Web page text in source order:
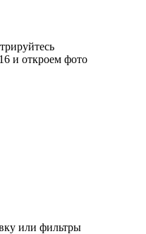
и откроем фото
или фильтры